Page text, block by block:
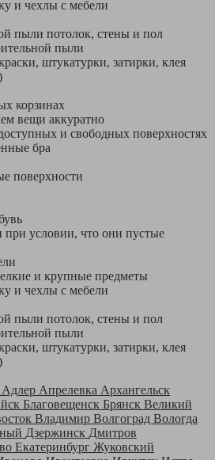
и чехлы с мебели
пыли потолок, стены и пол
пыли
штукатурки, затирки, клея
корзинах
вещи аккуратно
и свободных поверхностях
бра
поверхности
условии, что они пустые
и крупные предметы
и чехлы с мебели
пыли потолок, стены и пол
пыли
штукатурки, затирки, клея
Адлер Апрелевка Архангельск
Благовещенск Брянск Великий
Владимир Волгоград Вологда
Дзержинск Дмитров
Екатеринбург Жуковский